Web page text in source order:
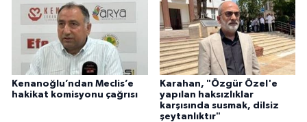
Kenanoğlu’ndan Meclis’e
hakikat komisyonu çağrısı
Karahan, "Özgür Özel'e
yapılan haksızlıklar
karşısında susmak, dilsiz
şeytanlıktır"
SPOR
TEKNOLOJİ
YAŞAM